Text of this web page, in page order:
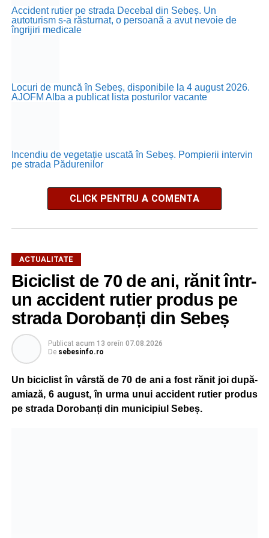
Accident rutier pe strada Decebal din Sebeș. Un
autoturism s-a răsturnat, o persoană a avut nevoie de
îngrijiri medicale
Locuri de muncă în Sebeș, disponibile la 4 august 2026.
AJOFM Alba a publicat lista posturilor vacante
Incendiu de vegetație uscată în Sebeș. Pompierii intervin
pe strada Pădurenilor
CLICK PENTRU A COMENTA
ACTUALITATE
Biciclist de 70 de ani, rănit într-
un accident rutier produs pe
strada Dorobanți din Sebeș
Publicat acum 13 oreîn 07.08.2026
De sebesinfo.ro
Un biciclist în vârstă de 70 de ani a fost rănit joi după-
amiază, 6 august, în urma unui accident rutier produs
pe strada Dorobanți din municipiul Sebeș.